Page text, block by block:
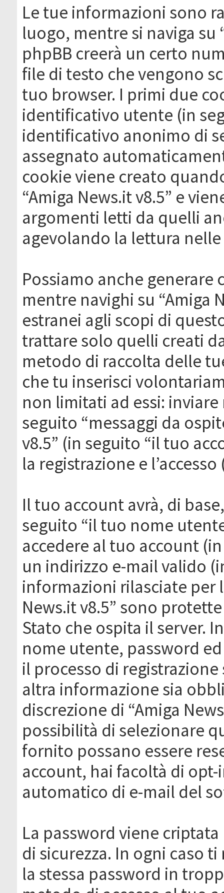
Le tue informazioni sono
luogo, mentre si naviga su
phpBB creerà un certo
file di testo che vengono
tuo browser. I primi due
identificativo utente (in
identificativo anonimo di
assegnato
cookie viene creato
“Amiga News.it v8.5” e
argomenti letti da quelli
agevolando la lettura
Possiamo anche
mentre navighi su “Amiga
estranei agli scopi di
trattare solo quelli creati
metodo di raccolta delle
che tu inserisci
non limitati ad essi:
seguito “messaggi da
v8.5” (in seguito “il tuo
la registrazione e
Il tuo account avrà, di
seguito “il tuo nome
accedere al tuo account
un indirizzo e-mail valido
informazioni rilasciate per
News.it v8.5” sono
Stato che ospita il server.
nome utente, password
il processo di registrazione
altra informazione sia
discrezione di “Amiga
possibilità di selezionare
fornito possano essere
account, hai facoltà di
automatico di e-mail del
La password viene
di sicurezza. In ogni caso
la stessa password in